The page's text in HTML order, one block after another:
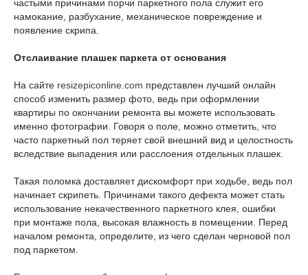
частыми причинами порчи паркетного пола служит его
намокание, разбухание, механическое повреждение и
появление скрипа.
Отслаивание плашек паркета от основания
На сайте resizepiconline.com представлен лучший онлайн
способ изменить размер фото, ведь при оформлении
квартиры по окончании ремонта вы можете использовать
именно фотографии. Говоря о поле, можно отметить, что
часто паркетный пол теряет свой внешний вид и целостность
вследствие выпадения или расслоения отдельных плашек.
Такая поломка доставляет дискомфорт при ходьбе, ведь пол
начинает скрипеть. Причинами такого дефекта может стать
использование некачественного паркетного клея, ошибки
при монтаже пола, высокая влажность в помещении. Перед
началом ремонта, определите, из чего сделан черновой пол
под паркетом.